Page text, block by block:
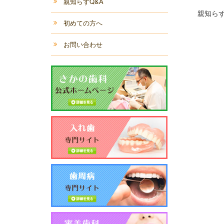
親知ら
初めての方へ
お問い合わせ